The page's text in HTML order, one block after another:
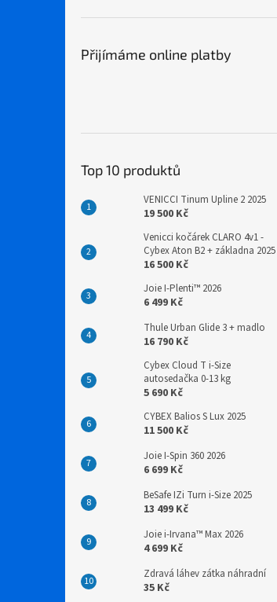
Přijímáme online platby
Top 10 produktů
VENICCI Tinum Upline 2 2025
19 500 Kč
Venicci kočárek CLARO 4v1 -
Cybex Aton B2 + základna 2025
16 500 Kč
Joie I-Plenti™ 2026
6 499 Kč
Thule Urban Glide 3 + madlo
16 790 Kč
Cybex Cloud T i-Size
autosedačka 0-13 kg
5 690 Kč
CYBEX Balios S Lux 2025
11 500 Kč
Joie I-Spin 360 2026
6 699 Kč
BeSafe IZi Turn i-Size 2025
13 499 Kč
Joie i-Irvana™ Max 2026
4 699 Kč
Zdravá láhev zátka náhradní
35 Kč